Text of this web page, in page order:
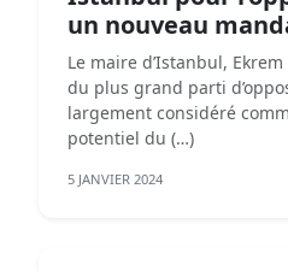
un nouveau
Le maire d’Istanbul,
du plus grand parti
largement considéré
potentiel du (…)
5 JANVIER 2024